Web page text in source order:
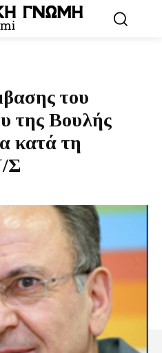
του
της Βουλής
κατά τη
Σ